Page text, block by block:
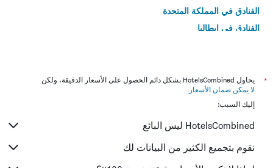
الفنادق في المملكة المتحدة
الفنادق في إيطاليا
*
يحاول HotelsCombined بشكل دائم الحصول على الأسعار الدقيقة، ولكن
لا يمكن ضمان الأسعار .
إليك السبب:
HotelsCombined ليس البائع
نقوم بتجميع الكثير من البيانات لك